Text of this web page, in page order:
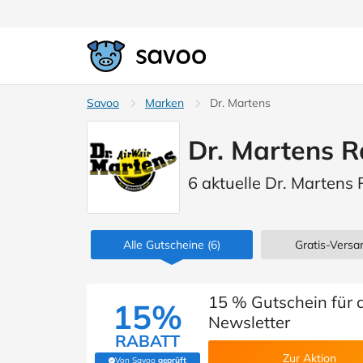
Savoo Marken Dr. Martens
Dr. Martens
6 aktuelle Dr. Martens
Alle Gutscheine (6) Gratis-
15%
RABATT
Von Savoo geprüft
15 % Gutschein für
Newsletter
Zur Aktion